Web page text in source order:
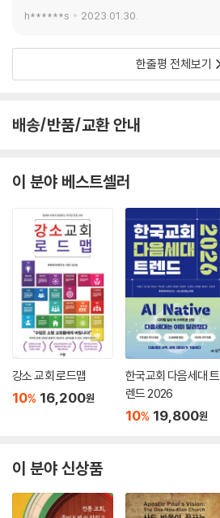
h******s 2023.01.30.
한줄평 전체보기
배송/반품/교환 안내
이 분야 베스트셀러
강소 교회 로드맵
10% 16,200원
한국교회 다음세대 트
렌드 2026
10% 19,800원
이 분야 신상품